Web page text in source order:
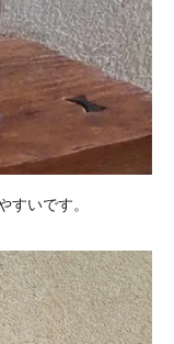
すいです。